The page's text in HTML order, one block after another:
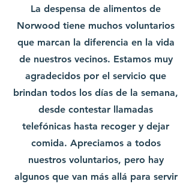
La despensa de alimentos de
Norwood tiene muchos voluntarios
que marcan la diferencia en la vida
de nuestros vecinos. Estamos muy
agradecidos por el servicio que
brindan todos los días de la semana,
desde contestar llamadas
telefónicas hasta recoger y dejar
comida. Apreciamos a todos
nuestros voluntarios, pero hay
algunos que van más allá para servir